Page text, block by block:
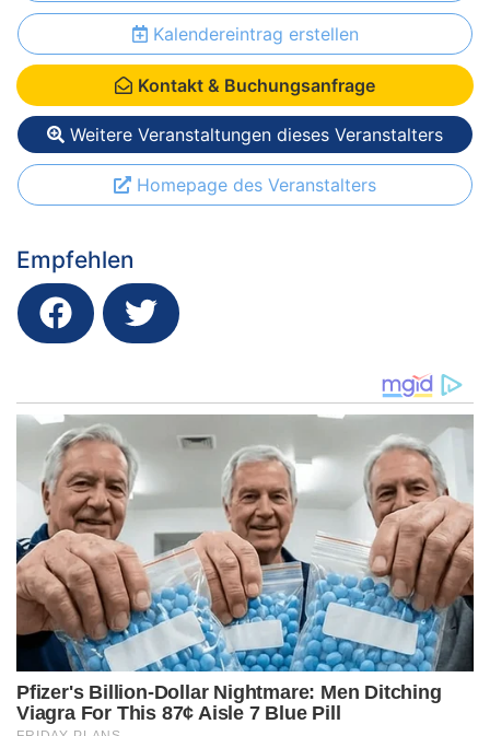
Kalendereintrag erstellen
Kontakt & Buchungsanfrage
Weitere Veranstaltungen dieses Veranstalters
Homepage des Veranstalters
Empfehlen